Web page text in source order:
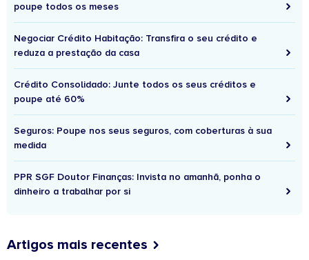
poupe todos os meses
Negociar Crédito Habitação: Transfira o seu crédito e
reduza a prestação da casa
Crédito Consolidado: Junte todos os seus créditos e
poupe até 60%
Seguros: Poupe nos seus seguros, com coberturas à sua
medida
PPR SGF Doutor Finanças: Invista no amanhã, ponha o
dinheiro a trabalhar por si
Artigos mais recentes